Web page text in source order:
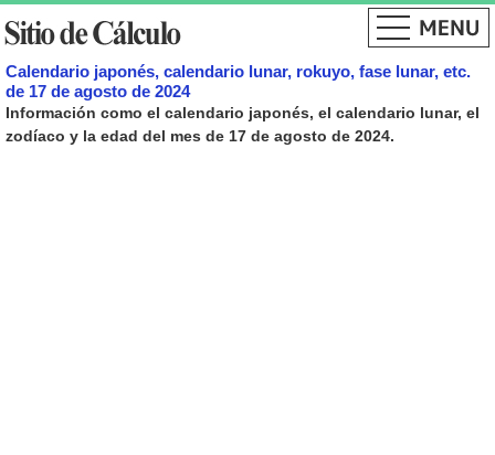
Calendario japonés, calendario lunar, rokuyo, fase lunar, etc.
de 17 de agosto de 2024
Información como el calendario japonés, el calendario lunar, el
zodíaco y la edad del mes de 17 de agosto de 2024.